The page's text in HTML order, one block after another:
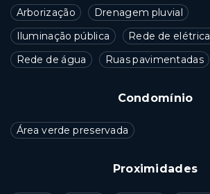
Arborização
Drenagem pluvial
Iluminação pública
Rede de elétrica
Rede de água
Ruas pavimentadas
Condomínio
Área verde preservada
Proximidades